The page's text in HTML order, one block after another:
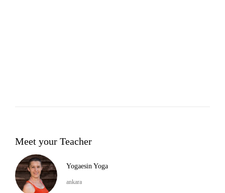
Meet your Teacher
Yogaesin Yoga
ankara